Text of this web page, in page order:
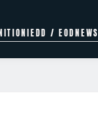
IEDD / EODNEWS